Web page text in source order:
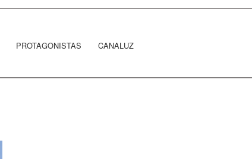
PROTAGONISTAS
CANALUZ